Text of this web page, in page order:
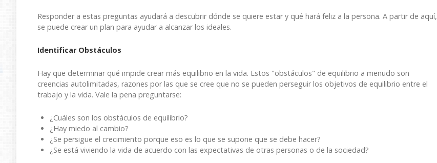
Responder a estas preguntas ayudará a descubrir dónde se quiere estar y qué hará feliz a la persona. A partir de aquí,
se puede crear un plan para ayudar a alcanzar los ideales.
Identificar Obstáculos
Hay que determinar qué impide crear más equilibrio en la vida. Estos "obstáculos" de equilibrio a menudo son
creencias autolimitadas, razones por las que se cree que no se pueden perseguir los objetivos de equilibrio entre el
trabajo y la vida. Vale la pena preguntarse:
¿Cuáles son los obstáculos de equilibrio?
¿Hay miedo al cambio?
¿Se persigue el crecimiento porque eso es lo que se supone que se debe hacer?
¿Se está viviendo la vida de acuerdo con las expectativas de otras personas o de la sociedad?